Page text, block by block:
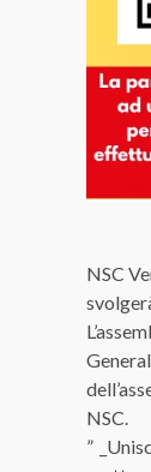
NSC
NSC.
”